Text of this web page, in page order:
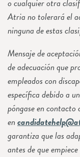
o cualquier otra
Atria no tolerará el
ninguna de estas
Mensaje de
de adecuación que
empleados con
específica debido a
póngase en
en
garantiza que las
antes de que